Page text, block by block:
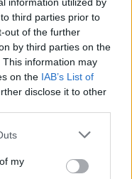
third parties prior to
out of the further
by third parties on the
This information may
on the IAB’s List of
disclose it to other
my
το πρόγραμμα
του σώματος,
ότι το ζήτημα
Θεσμών και
ότι η
σε εξέλιξη. Η
διάρρηξη
εκλογών του